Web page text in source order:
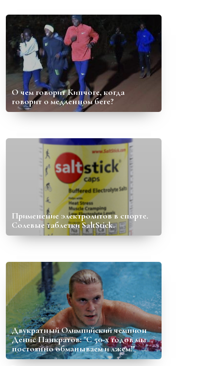
О чем говорит Кипчоге, когда
говорит о медленном беге?
Применение электролитов в спорте.
Солевые таблетки SaltStick.
Двукратный Олимпийский чемпион
Денис Панкратов: "С 50-х годов мы
постоянно обманываем и лжем!"